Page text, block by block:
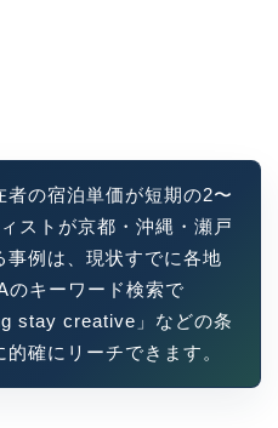
の宿泊単価が短期の2〜
ストが京都・沖縄・瀬戸
事例は、現状すでに各地
のキーワード検索で
stay creative」などの条
確にリーチできます。